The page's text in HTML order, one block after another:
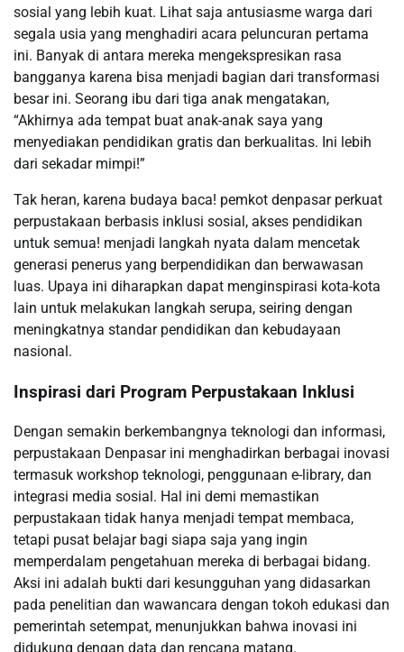
sosial yang lebih kuat. Lihat saja antusiasme warga dari
segala usia yang menghadiri acara peluncuran pertama
ini. Banyak di antara mereka mengekspresikan rasa
bangganya karena bisa menjadi bagian dari transformasi
besar ini. Seorang ibu dari tiga anak mengatakan,
“Akhirnya ada tempat buat anak-anak saya yang
menyediakan pendidikan gratis dan berkualitas. Ini lebih
dari sekadar mimpi!”
Tak heran, karena budaya baca! pemkot denpasar perkuat
perpustakaan berbasis inklusi sosial, akses pendidikan
untuk semua! menjadi langkah nyata dalam mencetak
generasi penerus yang berpendidikan dan berwawasan
luas. Upaya ini diharapkan dapat menginspirasi kota-kota
lain untuk melakukan langkah serupa, seiring dengan
meningkatnya standar pendidikan dan kebudayaan
nasional.
Inspirasi dari Program Perpustakaan Inklusi
Dengan semakin berkembangnya teknologi dan informasi,
perpustakaan Denpasar ini menghadirkan berbagai inovasi
termasuk workshop teknologi, penggunaan e-library, dan
integrasi media sosial. Hal ini demi memastikan
perpustakaan tidak hanya menjadi tempat membaca,
tetapi pusat belajar bagi siapa saja yang ingin
memperdalam pengetahuan mereka di berbagai bidang.
Aksi ini adalah bukti dari kesungguhan yang didasarkan
pada penelitian dan wawancara dengan tokoh edukasi dan
pemerintah setempat, menunjukkan bahwa inovasi ini
didukung dengan data dan rencana matang.